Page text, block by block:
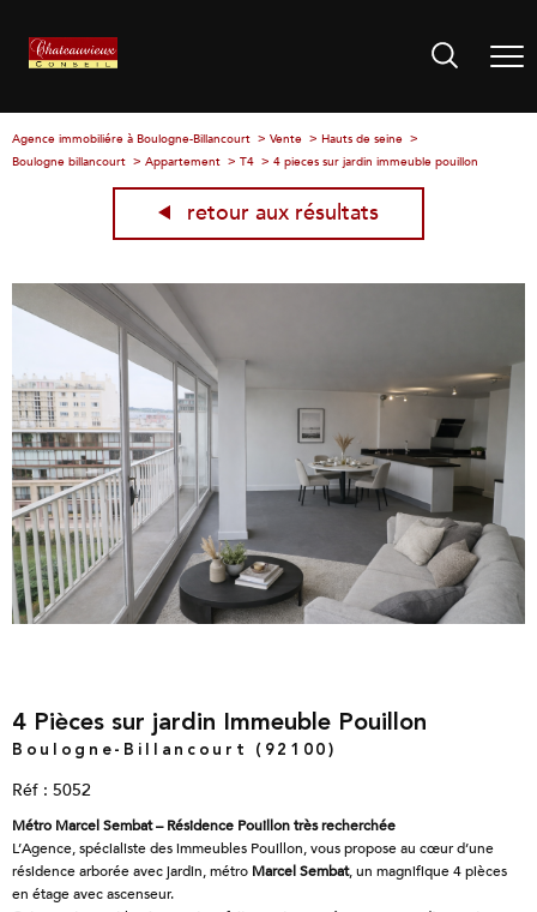
Agence immobiliére à Boulogne-Billancourt Vente
Hauts de seine
Boulogne billancourt
Appartement T4 4 pieces sur jardin immeuble pouillon
retour aux résultats
4 Pièces sur jardin Immeuble Pouillon
Boulogne-Billancourt (92100)
Réf : 5052
Métro Marcel Sembat – Résidence Pouillon très recherchée
L’Agence, spécialiste des immeubles Pouillon, vous propose au cœur d’une
résidence arborée avec jardin, métro Marcel Sembat, un magnifique 4 pièces
en étage avec ascenseur.